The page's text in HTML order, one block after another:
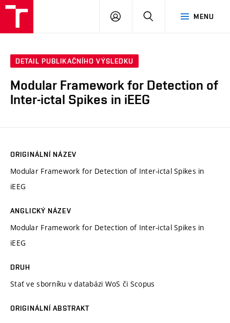
MENU
PŘIHLÁSIT
DETAIL PUBLIKAČNÍHO VÝSLEDKU
Modular Framework for Detection of
Inter-ictal Spikes in iEEG
ORIGINÁLNÍ NÁZEV
Modular Framework for Detection of Inter-ictal Spikes in
iEEG
ANGLICKÝ NÁZEV
Modular Framework for Detection of Inter-ictal Spikes in
iEEG
DRUH
Stať ve sborníku v databázi WoS či Scopus
ORIGINÁLNÍ ABSTRAKT